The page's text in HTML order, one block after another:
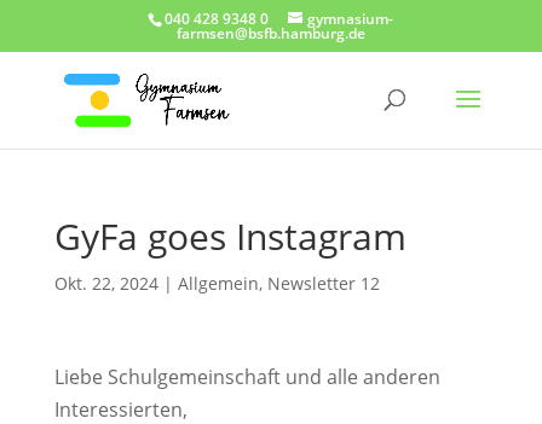
040 428 9348 0 gymnasium-
farmsen@bsfb.hamburg.de
GyFa goes Instagram
Okt. 22, 2024| Allgemein, Newsletter 12
Liebe Schulgemeinschaft und alle anderen
Interessierten,